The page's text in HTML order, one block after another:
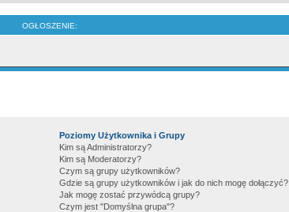
OGŁOSZENIE:
Poziomy Użytkownika i Grupy
Kim są Administratorzy?
Kim są Moderatorzy?
Czym są grupy użytkowników?
Gdzie są grupy użytkowników i jak do nich mogę dołączyć?
Jak mogę zostać przywódcą grupy?
Czym jest "Domyślna grupa"?